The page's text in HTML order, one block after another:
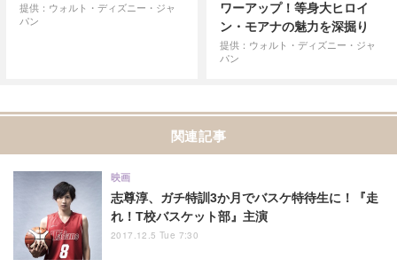
提供：ウォルト・ディズニー・ジャ
パン
ワーアップ！等身大ヒロイ
ン・モアナの魅力を深掘り
提供：ウォルト・ディズニー・ジャ
パン
関連記事
志尊淳、ガチ特訓3か月でバスケ特待生に！『走
れ！T校バスケット部』主演
映画
2017.12.5 Tue 7:30